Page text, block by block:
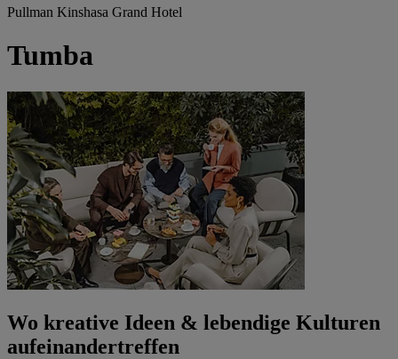
Pullman Kinshasa Grand Hotel
Tumba
Wo kreative Ideen & lebendige Kulturen
aufeinandertreffen